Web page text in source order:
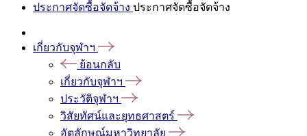
ประกาศจัดซื้อจัดจ้าง ประกาศจัดซื้อจัดจ้าง
เกี่ยวกับจุฬาฯ
ย้อนกลับ
เกี่ยวกับจุฬาฯ
ประวัติจุฬาฯ
วิสัยทัศน์และยุทธศาสตร์
อัตลักษณ์มหาวิทยาลัย